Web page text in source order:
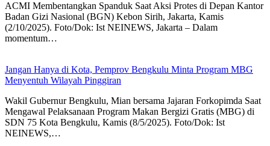
ACMI Membentangkan Spanduk Saat Aksi Protes di Depan Kantor
Badan Gizi Nasional (BGN) Kebon Sirih, Jakarta, Kamis
(2/10/2025). Foto/Dok: Ist NEINEWS, Jakarta – Dalam
momentum…
Jangan Hanya di Kota, Pemprov Bengkulu Minta Program MBG
Menyentuh Wilayah Pinggiran
Wakil Gubernur Bengkulu, Mian bersama Jajaran Forkopimda Saat
Mengawal Pelaksanaan Program Makan Bergizi Gratis (MBG) di
SDN 75 Kota Bengkulu, Kamis (8/5/2025). Foto/Dok: Ist
NEINEWS,…